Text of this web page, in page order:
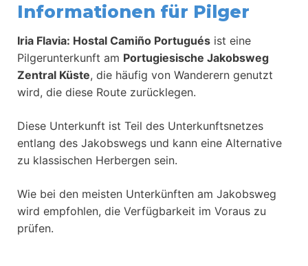
Informationen für Pilger
Iria Flavia: Hostal Camiño Portugués ist eine
Pilgerunterkunft am Portugiesische Jakobsweg
Zentral Küste, die häufig von Wanderern genutzt
wird, die diese Route zurücklegen.
Diese Unterkunft ist Teil des Unterkunftsnetzes
entlang des Jakobswegs und kann eine Alternative
zu klassischen Herbergen sein.
Wie bei den meisten Unterkünften am Jakobsweg
wird empfohlen, die Verfügbarkeit im Voraus zu
prüfen.